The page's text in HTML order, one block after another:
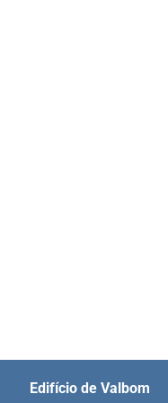
Edifício de Valbom